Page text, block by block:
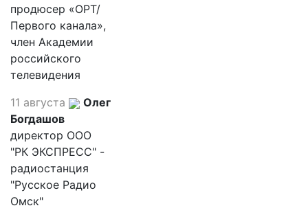
продюсер «ОРТ/
Первого канала»,
член Академии
российского
телевидения
11 августа
Олег
Богдашов
директор ООО
"РК ЭКСПРЕСС" -
радиостанция
"Русское Радио
Омск"